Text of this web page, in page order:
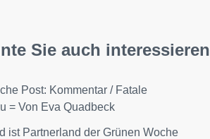
Sie auch interessieren
Post: Kommentar / Fatale
= Von Eva Quadbeck
ist Partnerland der Grünen Woche